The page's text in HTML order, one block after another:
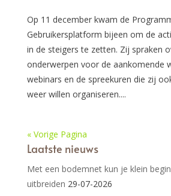
Op 11 december kwam de
Gebruikersplatform bijeen om de
in de steigers te zetten. Zij spraken
onderwerpen voor de aankomende
webinars en de spreekuren die zij
weer willen organiseren....
« Vorige Pagina
Laatste nieuws
Met een bodemnet kun je klein
uitbreiden 29-07-2026